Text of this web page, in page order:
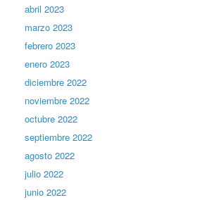
abril 2023
marzo 2023
febrero 2023
enero 2023
diciembre 2022
noviembre 2022
octubre 2022
septiembre 2022
agosto 2022
julio 2022
junio 2022